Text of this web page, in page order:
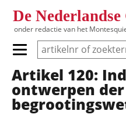
De
onder redactie van het
Primair menu tonen/
Hoofdnavigatie
Artikel 120:
ontwerpen